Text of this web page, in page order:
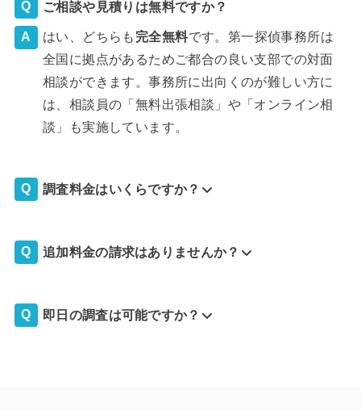
ご相談や見積りは無料ですか？
はい、どちらも 完全無料です。第一探偵事務所は
全国に拠点があるためご都合の良い支部での対面
相談ができます。事務所に出向くのが難しい方に
は、相談員の「無料出張相談」や「オンライン相
談」も実施しています。
調査料金はいくらですか？
追加料金の請求はありませんか？
即日の調査は可能ですか？